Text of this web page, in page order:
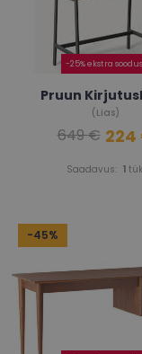
-25% ekstra
Pruun
(Lias)
Saadavus: 1
649 € 224
-45%